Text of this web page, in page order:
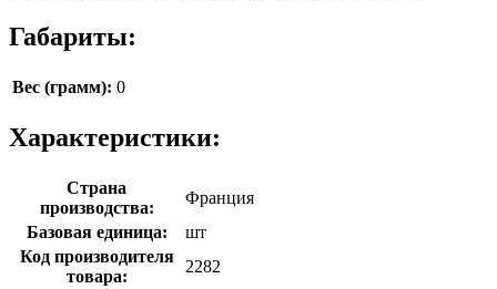
Габариты:
Вес (грамм): 0
Характеристики:
Страна
производства:
Франция
Базовая единица:
шт
Код производителя
товара:
2282